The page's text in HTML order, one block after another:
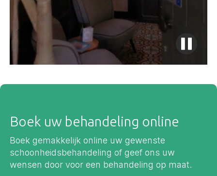
Boek uw behandeling online
Boek gemakkelijk online uw gewenste
schoonheidsbehandeling of geef ons uw
wensen door voor een behandeling op maat.